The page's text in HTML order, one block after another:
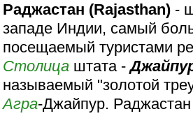
Раджастан (Rajasthan) -
западе Индии, самый
посещаемый туристами
Столица штата -
называемый "золотой
Агра-Джайпур. Раджастан